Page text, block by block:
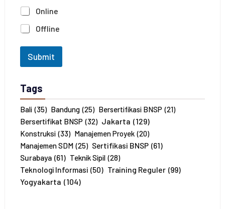
n
*
n
a
J
u
e
s
e
r
t
a
*
Online
Offline
Submit
Tags
Bali (35) Bandung (25) Bersertifikasi BNSP (21)
Bersertifikat BNSP (32) Jakarta (129)
Konstruksi (33) Manajemen Proyek (20)
Manajemen SDM (25) Sertifikasi BNSP (61)
Surabaya (61) Teknik Sipil (28)
Teknologi Informasi (50) Training Reguler (99)
Yogyakarta (104)